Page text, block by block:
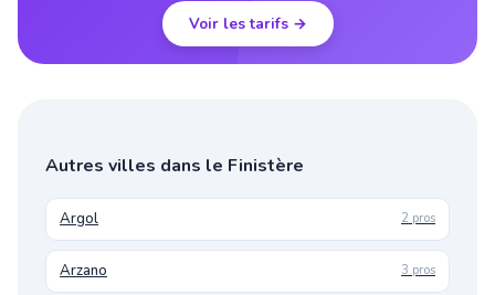
Voir les tarifs →
Autres villes dans le Finistère
Argol 2 pros
Arzano 3 pros